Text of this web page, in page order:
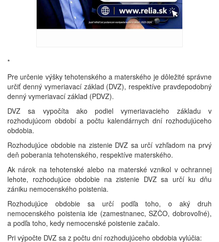
*
Pre určenie výšky tehotenského a materského je dôležité správne
určiť denný vymeriavací základ (DVZ), respektíve pravdepodobný
denný vymeriavací základ (PDVZ).
DVZ sa vypočíta ako podiel vymeriavacieho základu v
rozhodujúcom období a počtu kalendárnych dní rozhodujúceho
obdobia.
Rozhodujúce obdobie na zistenie DVZ sa určí vzhľadom na prvý
deň poberania tehotenského, respektíve materského.
Ak nárok na tehotenské alebo na materské vznikol v ochrannej
lehote, rozhodujúce obdobie na zistenie DVZ sa určí ku dňu
zániku nemocenského poistenia.
Rozhodujúce obdobie sa určí podľa toho, o aký druh
nemocenského poistenia ide (zamestnanec, SZČO, dobrovoľné),
a podľa toho, kedy nemocenské poistenie začalo.
Pri výpočte DVZ sa z počtu dní rozhodujúceho obdobia vylúčia: